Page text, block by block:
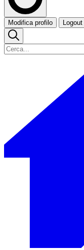
Modifica profilo Logout